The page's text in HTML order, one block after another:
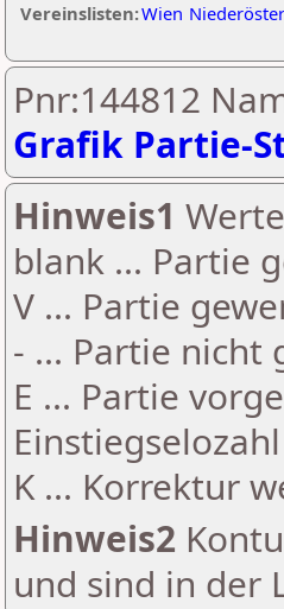
Vereinslisten:Wien
Pnr:144812
Grafik Partie-
Hinweis1
blank ... Partie
V ... Partie
- ... Partie nicht
E ... Partie
K ... Korrektur
Hinweis2
und sind in der